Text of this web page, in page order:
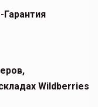
Wildberries